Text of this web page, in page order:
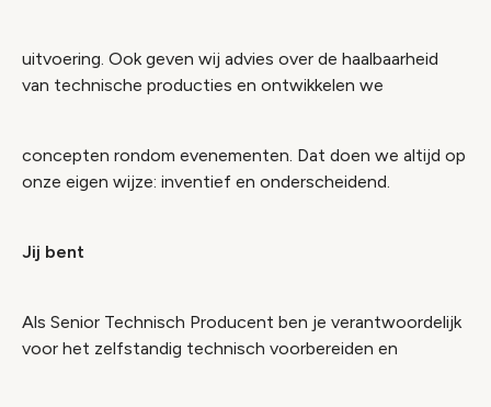
uitvoering. Ook geven wij advies over de haalbaarheid
van technische producties en ontwikkelen we
concepten rondom evenementen. Dat doen we altijd op
onze eigen wijze: inventief en onderscheidend.
Jij bent
Als Senior Technisch Producent ben je verantwoordelijk
voor het zelfstandig technisch voorbereiden en